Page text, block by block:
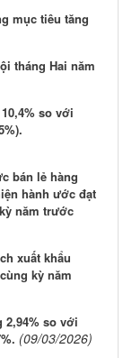
mục tiêu tăng
tháng Hai năm
so với
bán lẻ hàng
hành ước đạt
năm trước
xuất khẩu
kỳ năm
2,94% so với
(09/03/2026)